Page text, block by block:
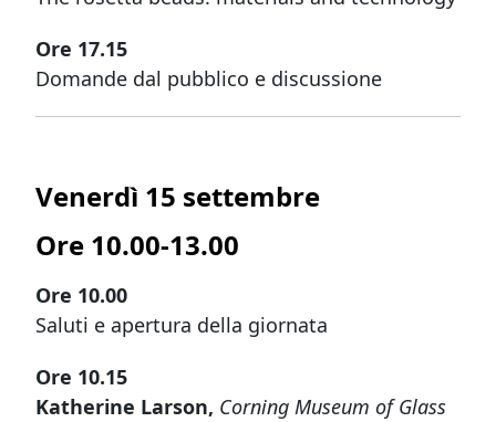
Ore 17.15
Domande dal pubblico e discussione
Venerdì 15 settembre
Ore 10.00-13.00
Ore 10.00
Saluti e apertura della giornata
Ore 10.15
Katherine Larson, Corning Museum of Glass